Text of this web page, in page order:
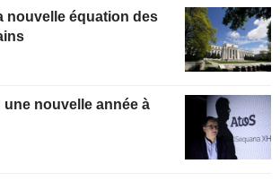
nouvelle équation des